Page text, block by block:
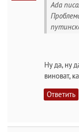
Ada
Ну да, ну
виноват,
Ответить